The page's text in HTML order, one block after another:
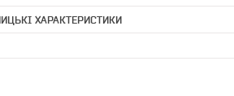
ХАРАКТЕРИСТИКИ